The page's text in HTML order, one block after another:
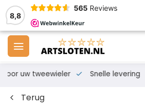
8,8
565 Reviews
voor uw tweewieler Snelle levering
Terug